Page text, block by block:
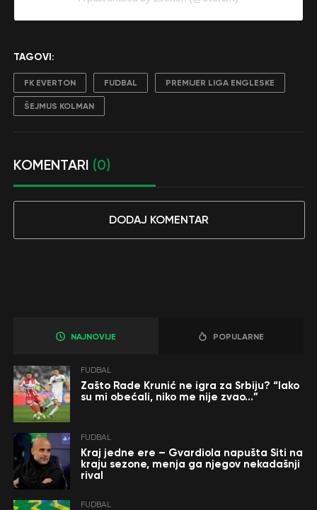
TAGOVI:
FK EVERTON FUDBAL PREMIJER LIGA ENGLESKE
ŠEJMUS KOLMAN
KOMENTARI (0)
DODAJ KOMENTAR
NAJNOVIJE POPULARNE
FUDBAL
Zašto Rade Krunić ne igra za Srbiju? “Iako
su mi obećali, niko me nije zvao…”
FUDBAL
Kraj jedne ere – Gvardiola napušta Siti na
kraju sezone, menja ga njegov nekadašnji
rival
FUDBAL